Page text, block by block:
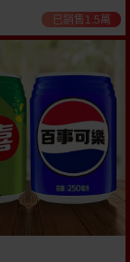
已銷售1.5萬